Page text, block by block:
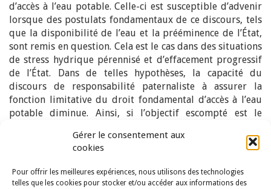
Gérer le consentement aux
cookies
Pour offrir les meilleures expériences, nous utilisons des technologies
telles que les cookies pour stocker et/ou accéder aux informations des
d’accès à l’eau potable. Celle-ci est susceptible d’advenir
lorsque des postulats fondamentaux de ce discours, tels
que la disponibilité de l’eau et la prééminence de l’État,
sont remis en question. Cela est le cas dans des situations
de stress hydrique pérennisé et d’effacement progressif
de l’État. Dans de telles hypothèses, la capacité du
discours de responsabilité paternaliste à assurer la
fonction limitative du droit fondamental d’accès à l’eau
potable diminue. Ainsi, si l’objectif escompté est le
discours de responsabilité alternatif s’avère nécessaire.
discours de responsabilisation relationnelle au-
delà du contexte d’anthropocentrisme juridique